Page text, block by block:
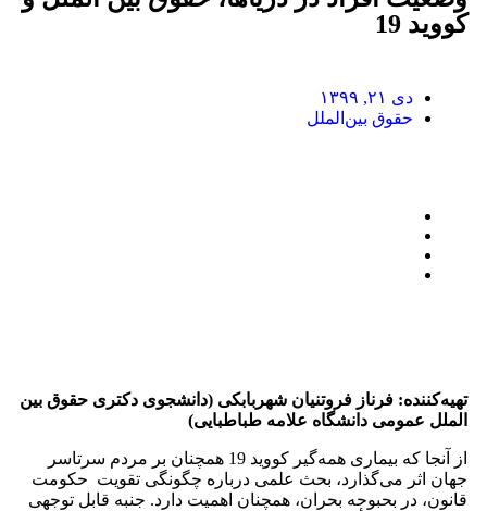
کووید 19
دی ۲۱, ۱۳۹۹
حقوق بین‌الملل
تهیه‌کننده: فرناز فروتنیان شهربابکی (دانشجوی دکتری حقوق بین
الملل عمومی دانشگاه علامه طباطبایی)
از آنجا که بیماری همه‌گیر کووید 19 همچنان بر مردم سرتاسر
جهان اثر می‌گذارد، بحث علمی درباره چگونگی تقویت حکومت
قانون، در بحبوحه بحران، همچنان اهمیت دارد. جنبه قابل توجهی